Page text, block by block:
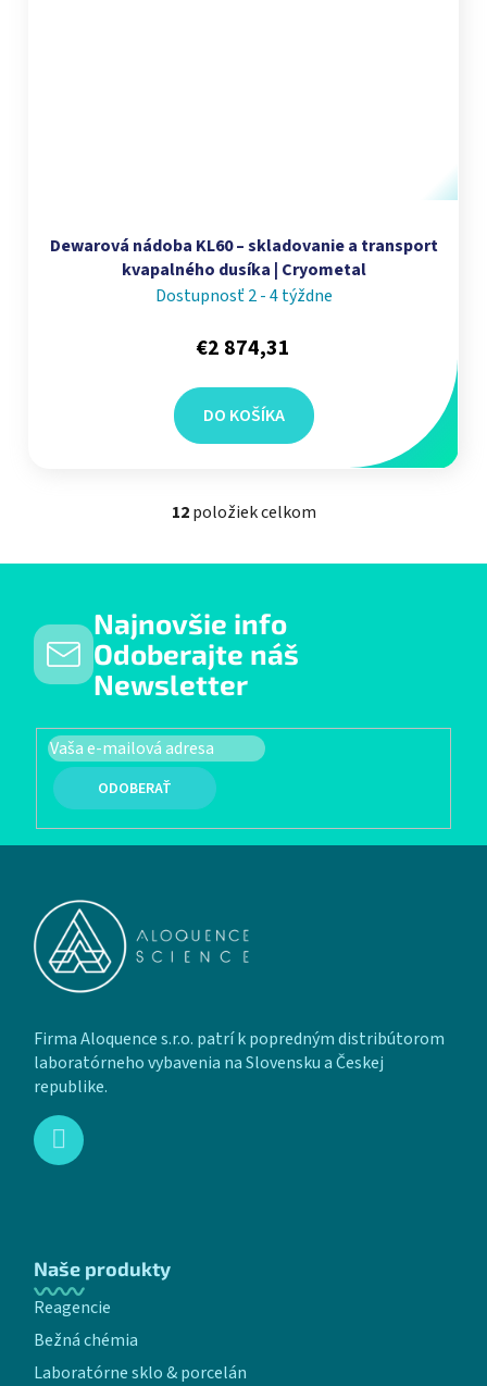
Dewarová nádoba KL60 – skladovanie a transport
kvapalného dusíka | Cryometal
Dostupnosť 2 - 4 týždne
€2 874,31
DO KOŠÍKA
Ovládacie prvky výpisu
12položiek celkom
Najnovšie info
Odoberajte náš
Newsletter
PRIHLÁSIŤ SA
Firma Aloquence s.r.o. patrí k popredným distribútorom
laboratórneho vybavenia na Slovensku a Českej
republike.
Naše produkty
Reagencie
Bežná chémia
Laboratórne sklo & porcelán